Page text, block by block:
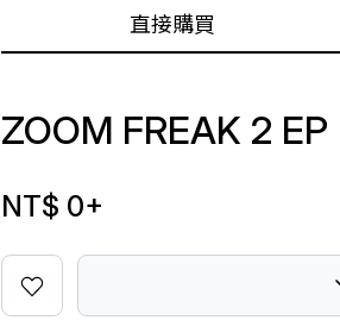
直接購買
ZOOM FREAK 2
NT$ 0+